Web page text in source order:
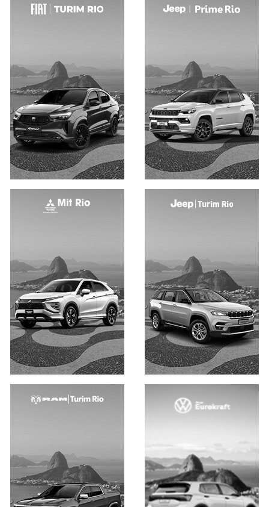
Saiba mais Saiba mais
Saiba mais Saiba mais